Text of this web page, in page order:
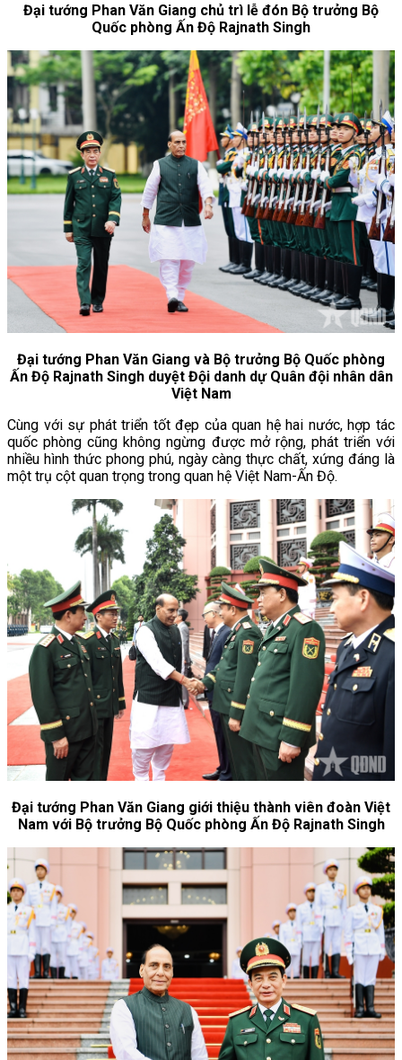
Đại tướng Phan Văn Giang chủ trì lễ đón Bộ trưởng Bộ
Quốc phòng Ấn Độ Rajnath Singh
Đại tướng Phan Văn Giang và Bộ trưởng Bộ Quốc phòng
Ấn Độ Rajnath Singh duyệt Đội danh dự Quân đội nhân dân
Việt Nam
Cùng với sự phát triển tốt đẹp của quan hệ hai nước, hợp tác
quốc phòng cũng không ngừng được mở rộng, phát triển với
nhiều hình thức phong phú, ngày càng thực chất, xứng đáng là
một trụ cột quan trọng trong quan hệ Việt Nam-Ấn Độ.
Đại tướng Phan Văn Giang giới thiệu thành viên đoàn Việt
Nam với Bộ trưởng Bộ Quốc phòng Ấn Độ Rajnath Singh